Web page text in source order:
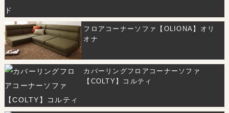
フロアコーナーソファ【OLIONA】オリ
オナ
カバーリングフロアコーナーソファ
【COLTY】コルティ